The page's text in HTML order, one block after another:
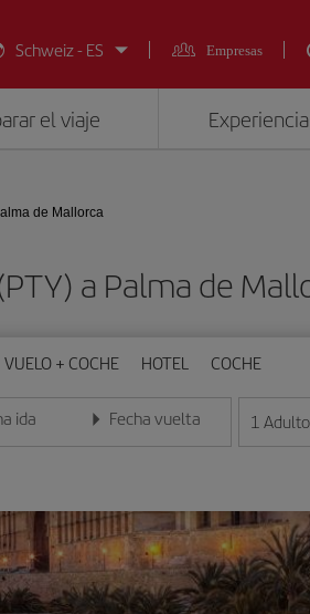
Schweiz - ES
Empresas
el viaje
de Mallorca
a Palma de
VUELO + COCHE HOTEL COCHE
ida
la fecha en formato día/mes/año
Fecha vuelta
Introduce la fecha en formato día/
1 Adulto